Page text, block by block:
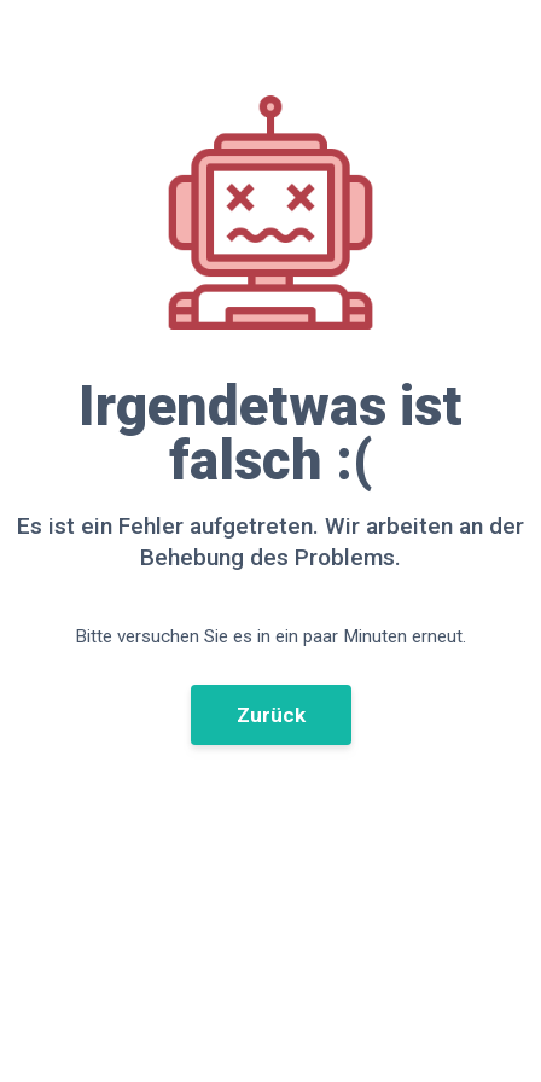
Irgendetwas ist
falsch :(
Es ist ein Fehler aufgetreten. Wir arbeiten an der
Behebung des Problems.
Bitte versuchen Sie es in ein paar Minuten erneut.
Zurück